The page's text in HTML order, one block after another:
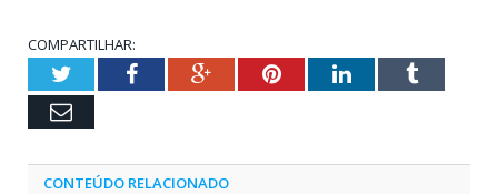
COMPARTILHAR:
TwitterFacebookGoogle+PinterestLinkedInTumblr
Email
CONTEÚDO RELACIONADO